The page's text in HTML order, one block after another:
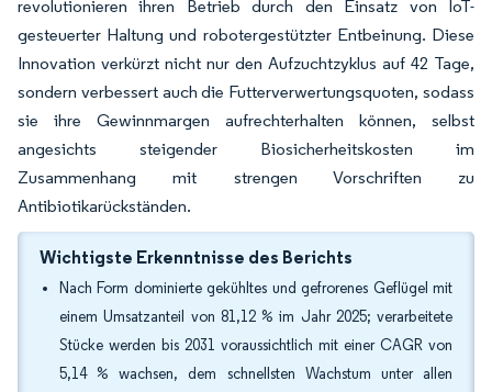
revolutionieren ihren Betrieb durch den Einsatz von IoT-
gesteuerter Haltung und robotergestützter Entbeinung. Diese
Innovation verkürzt nicht nur den Aufzuchtzyklus auf 42 Tage,
sondern verbessert auch die Futterverwertungsquoten, sodass
sie ihre Gewinnmargen aufrechterhalten können, selbst
angesichts steigender Biosicherheitskosten im
Zusammenhang mit strengen Vorschriften zu
Antibiotikarückständen.
Wichtigste Erkenntnisse des Berichts
Nach Form dominierte gekühltes und gefrorenes Geflügel mit
einem Umsatzanteil von 81,12 % im Jahr 2025; verarbeitete
Stücke werden bis 2031 voraussichtlich mit einer CAGR von
5,14 % wachsen, dem schnellsten Wachstum unter allen